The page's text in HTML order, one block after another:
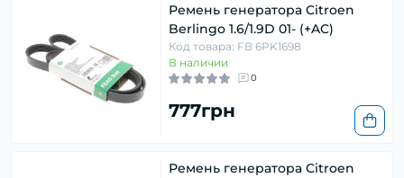
Ремень генератора Citroen
Berlingo 1.6/1.9D 01- (+AC)
Код товара: FB 6PK1698
В наличии
0
777грн
Ремень генератора Citroen